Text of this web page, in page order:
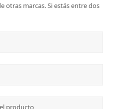
otras marcas. Si estás entre dos
producto